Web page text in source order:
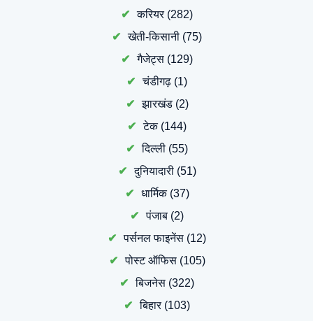
करियर(282)
खेती-किसानी (75)
गैजेट्स (129)
चंडीगढ़ (1)
झारखंड(2)
टेक(144)
दिल्ली (55)
दुनियादारी(51)
धार्मिक(37)
पंजाब (2)
पर्सनल फाइनेंस (12)
पोस्ट ऑफिस(105)
बिजनेस (322)
बिहार(103)